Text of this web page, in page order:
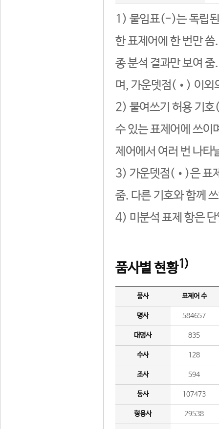
1) 붙임표(-)는 독립된
한 표제어에 한 번만
종 분석 결과만 보여
며, 가운뎃점(•) 이외
2) 붙여쓰기 허용 기호
수 있는 표제어에 쓰이
제어에서 여러 번 나타
3) 가운뎃점(•)은 표
줌. 다른 기호와 함께
4) 미분석 표제 항은
품사별 현황1)
품사 표제어 수
명사 584657
대명사 835
수사 128
조사 594
동사 107473
형용사 29538